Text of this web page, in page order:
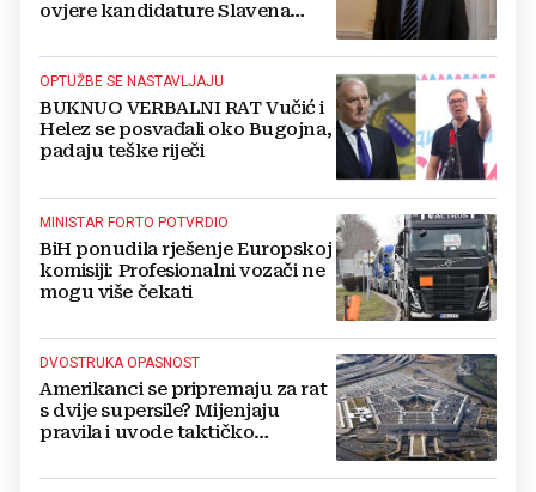
ovjere kandidature Slavena
OPTUŽBE SE NASTAVLJAJU
BUKNUO VERBALNI RAT Vučić i
Helez se posvađali oko Bugojna,
padaju teške riječi
MINISTAR FORTO POTVRDIO
BiH ponudila rješenje Europskoj
komisiji: Profesionalni vozači ne
mogu više čekati
DVOSTRUKA OPASNOST
Amerikanci se pripremaju za rat
s dvije supersile? Mijenjaju
pravila i uvode taktičko